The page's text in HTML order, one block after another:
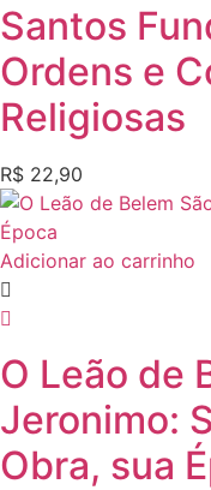
Santos
Ordens e
Religiosas
R$ 22,90
Adicionar ao carrinho
O Leão de
Jeronimo:
Obra, sua